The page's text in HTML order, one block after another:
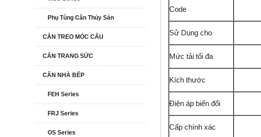
Code
Sử Dụng cho
Mức tải tối đa
Kích thước
Điện áp biến đổi
Cấp chính xác
Phụ Tùng Cân Thủy Sản
CÂN TREO MÓC CẨU
CÂN TRANG SỨC
CÂN NHÀ BẾP
FEH Series
FRJ Series
OS Series